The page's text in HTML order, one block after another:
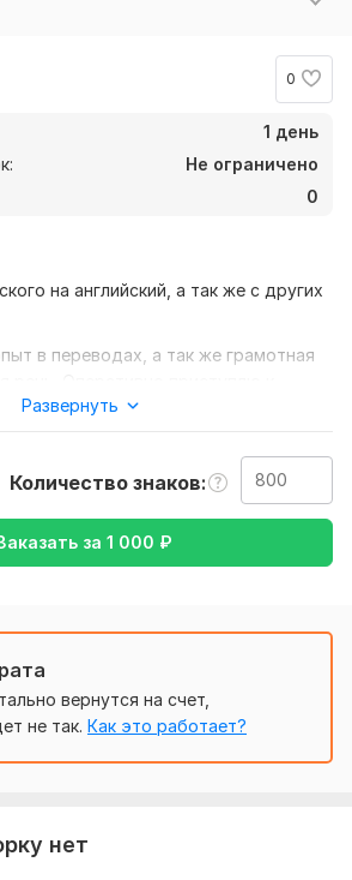
0
1 день
Не ограничено
0
на английский, а так же с других
в переводах, а так же грамотная
с вами для вашего удобства и
и цены.
заказ, мне потребуется от вас
формате документа ), а так же
Развернуть
Количество знаков
за 1 000 ₽
вернутся на счет,
не так. Как это работает?
нет